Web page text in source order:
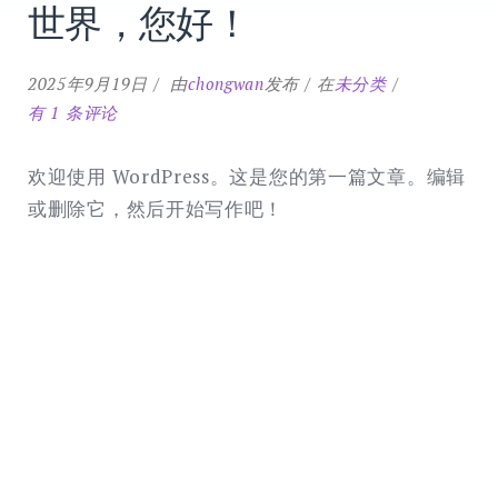
世界，您好！
2025年9月19日 由chongwan发布 在未分类
好！
有 1 条评论
欢迎使用 WordPress。这是您的第一篇文章。编辑
或删除它，然后开始写作吧！